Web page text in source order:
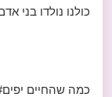
כולנו נולדו בני
כמה שהחיים